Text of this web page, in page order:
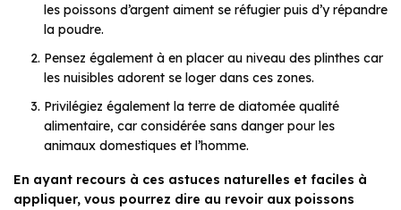
les poissons d’argent aiment se réfugier puis d’y répandre
la poudre.
Pensez également à en placer au niveau des plinthes car
les nuisibles adorent se loger dans ces zones.
Privilégiez également la terre de diatomée qualité
alimentaire, car considérée sans danger pour les
animaux domestiques et l’homme.
En ayant recours à ces astuces naturelles et faciles à
appliquer, vous pourrez dire au revoir aux poissons